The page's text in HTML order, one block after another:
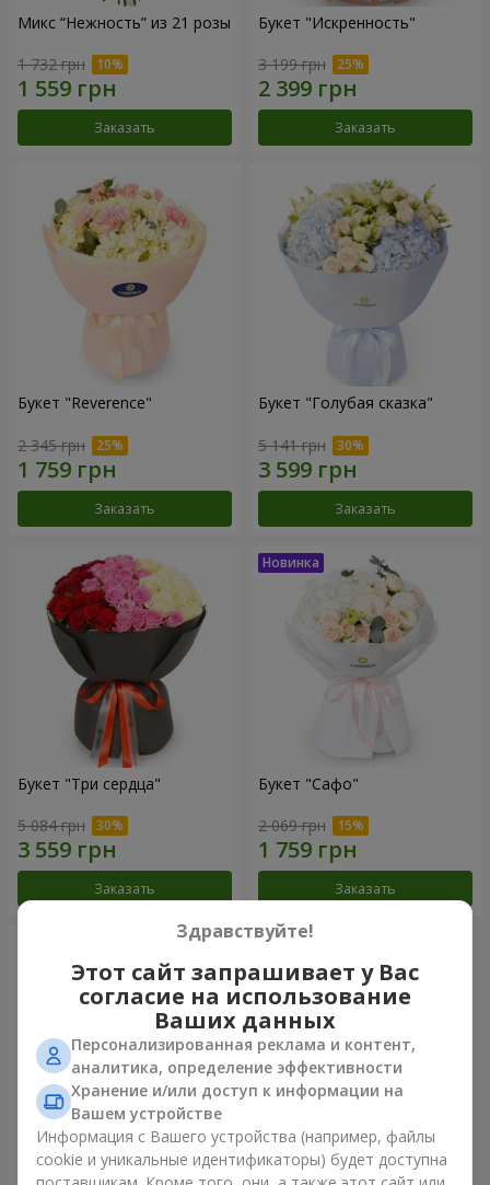
Микс “Нежность” из 21 розы
1 732 грн
Заказать
Букет "Искренность"
3 199 грн
Заказать
Букет "Reverence"
2 345 грн
Заказать
Букет "Голубая сказка"
5 141 грн
Заказать
Букет "Три сердца"
5 084 грн
Заказать
Букет "Сафо"
2 069 грн
Заказать
Букет "Tarnis"
Здравствуйте!
Этот сайт запрашивает у Вас
согласие на использование
Ваших данных
Персонализированная реклама и контент,
аналитика, определение эффективности
Хранение и/или доступ к информации на
Вашем устройстве
Информация с Вашего устройства (например, файлы
cookie и уникальные идентификаторы) будет доступна